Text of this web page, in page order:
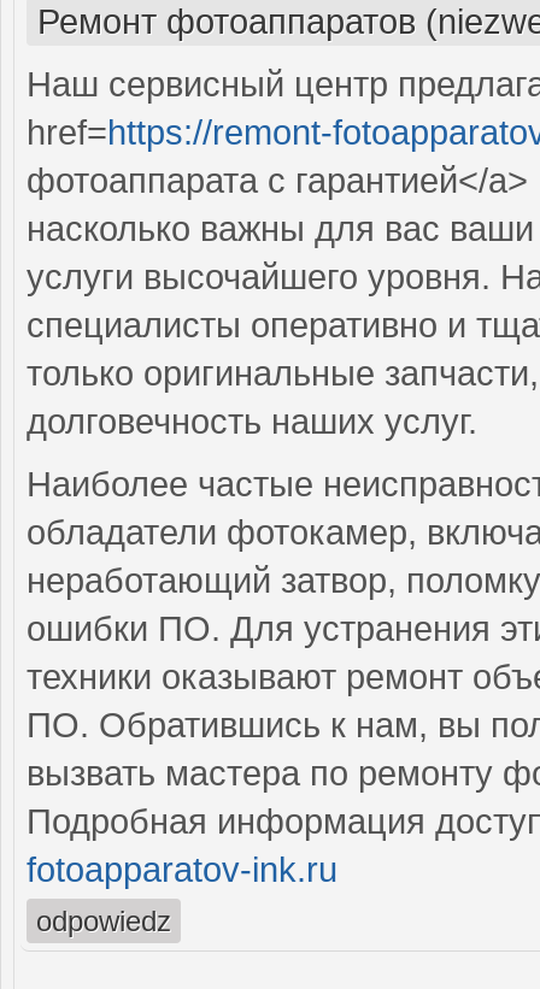
Ремонт фотоаппаратов
Наш сервисный центр
href=https://remont-
фотоаппарата с гарантией</
насколько важны для вас
услуги высочайшего уровня.
специалисты оперативно и
только оригинальные
долговечность наших услуг.
Наиболее частые
обладатели фотокамер,
неработающий затвор,
ошибки ПО. Для устранения
техники оказывают ремонт
ПО. Обратившись к нам, вы
вызвать мастера по ремонту
Подробная информация
fotoapparatov-ink.ru
odpowiedz